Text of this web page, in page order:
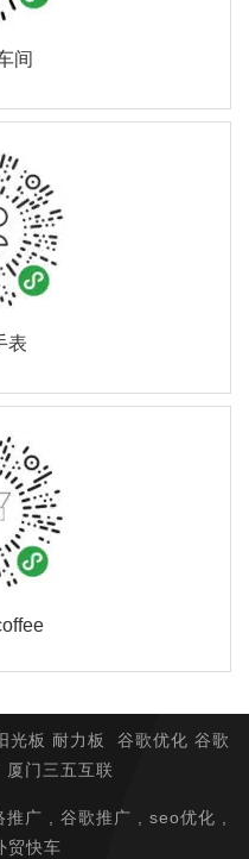
间
表
光板 耐力板 谷歌优化 谷歌
厦门三五互联
广 , 谷歌推广 , seo优化 ,
贸快车